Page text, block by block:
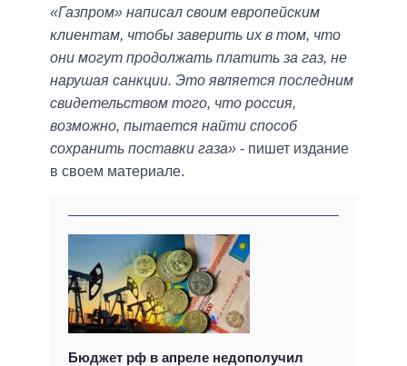
«Газпром» написал своим европейским
клиентам, чтобы заверить их в том, что
они могут продолжать платить за газ, не
нарушая санкции. Это является последним
свидетельством того, что россия,
возможно, пытается найти способ
сохранить поставки газа» - пишет издание
в своем материале.
Бюджет рф в апреле недополучил